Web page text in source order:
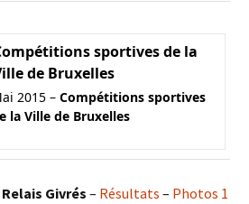
sportives de la
de Bruxelles
2015 – Compétitions sportives
la Ville de Bruxelles
Relais Givrés – Résultats – Photos 1